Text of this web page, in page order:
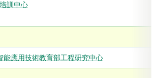
訓中心
能應用技術教育部工程研究中心